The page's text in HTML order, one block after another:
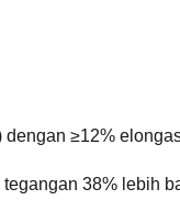
≥12%
38% lebih